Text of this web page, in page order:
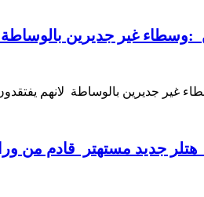
غير جديرين بالوساطة
جديرين بالوساطة لانهم
هتلر جديد مستهتر قادم من